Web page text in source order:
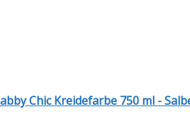
Chic Kreidefarbe 750 ml -